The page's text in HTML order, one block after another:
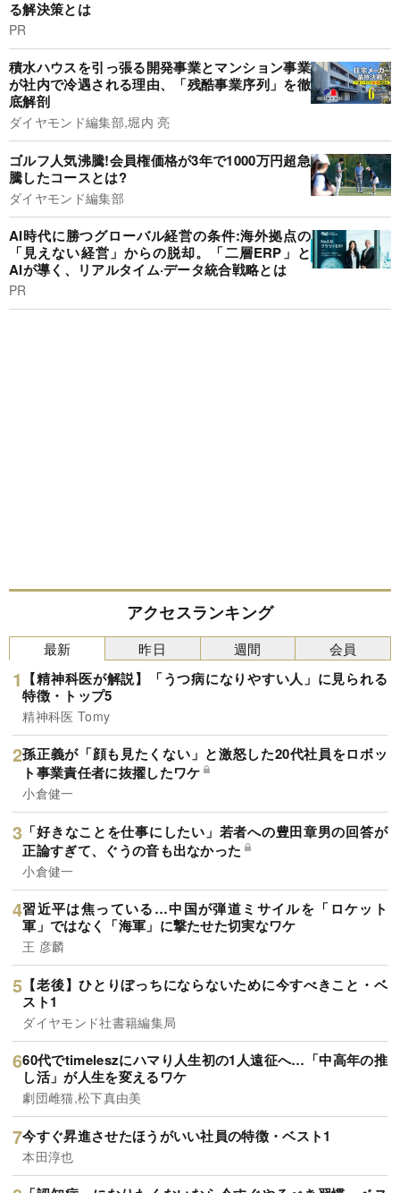
る解決策とは
PR
積水ハウスを引っ張る開発事業とマンション事業
が社内で冷遇される理由、「残酷事業序列」を徹
底解剖
ダイヤモンド編集部,堀内 亮
ゴルフ人気沸騰!会員権価格が3年で1000万円超急
騰したコースとは?
ダイヤモンド編集部
AI時代に勝つグローバル経営の条件:海外拠点の
「見えない経営」からの脱却。「二層ERP」と
AIが導く、リアルタイム·データ統合戦略とは
PR
アクセスランキング
最新
【精神科医が解説】「うつ病になりやすい人」に見られる
特徴・トップ5
精神科医 Tomy
孫正義が「顔も見たくない」と激怒した20代社員をロボッ
ト事業責任者に抜擢したワケ
小倉健一
「好きなことを仕事にしたい」若者への豊田章男の回答が
正論すぎて、ぐうの音も出なかった
小倉健一
習近平は焦っている…中国が弾道ミサイルを「ロケット
軍」ではなく「海軍」に撃たせた切実なワケ
王 彦麟
【老後】ひとりぼっちにならないために今すべきこと・ベ
スト1
ダイヤモンド社書籍編集局
60代でtimeleszにハマり人生初の1人遠征へ…「中高年の推
し活」が人生を変えるワケ
劇団雌猫,松下真由美
今すぐ昇進させたほうがいい社員の特徴・ベスト1
本田淳也
昨日 週間 会員